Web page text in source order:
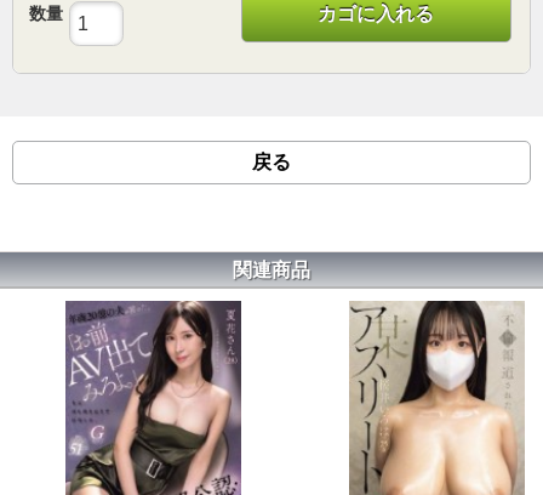
数量 カゴに入れる
戻る
関連商品